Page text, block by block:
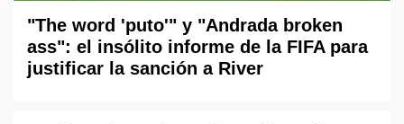
"The word 'puto'" y "Andrada broken
ass": el insólito informe de la FIFA para
justificar la sanción a River